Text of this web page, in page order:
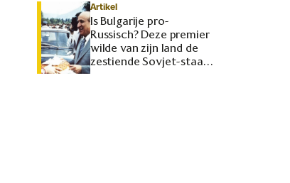
Artikel
Is Bulgarije pro-
Russisch? Deze premier
wilde van zijn land de
zestiende Sovjet-staat
maken